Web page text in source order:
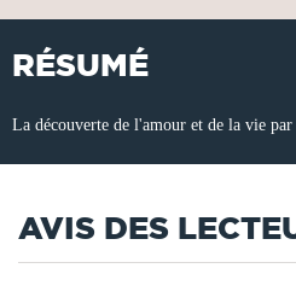
RÉSUMÉ
La découverte de l'amour et de la vie
AVIS DES